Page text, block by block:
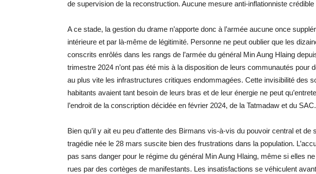
de supervision de la reconstruction. Aucune mesure anti-inflationniste crédible
A ce stade, la gestion du drame n’apporte donc à l’armée aucune once
intérieure et par là-même de légitimité. Personne ne peut oublier que les
conscrits enrôlés dans les rangs de l’armée du général Min Aung Hlaing
trimestre 2024 n’ont pas été mis à la disposition de leurs communautés pour
au plus vite les infrastructures critiques endommagées. Cette invisibilité des
habitants avaient tant besoin de leurs bras et de leur énergie ne peut
l’endroit de la conscription décidée en février 2024, de la Tatmadaw et du SAC.
Bien qu’il y ait eu peu d’attente des Birmans vis-à-vis du pouvoir central et de
tragédie née le 28 mars suscite bien des frustrations dans la population.
pas sans danger pour le régime du général Min Aung Hlaing, même si elles
rues par des cortèges de manifestants. Les insatisfactions se véhiculent